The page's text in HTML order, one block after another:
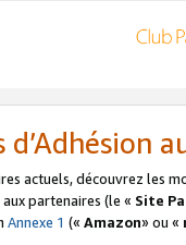
d’Adhésion
actuels, découvrez les
partenaires (le « Site
Annexe 1 (« Amazon» ou «